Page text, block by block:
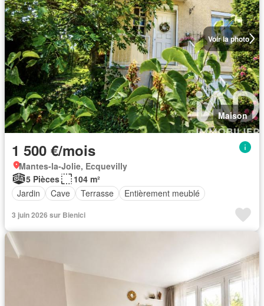
Voir la photo
Maison
1 500 €/mois
Mantes-la-Jolie, Ecquevilly
5 Pièces
104 m²
Jardin
Cave Terrasse Entièrement meublé
3 juin 2026 sur Bienici